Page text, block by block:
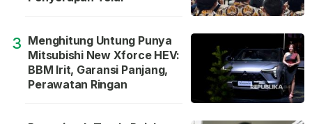
3 Menghitung Untung Punya
Mitsubishi New Xforce HEV:
BBM Irit, Garansi Panjang,
Perawatan Ringan